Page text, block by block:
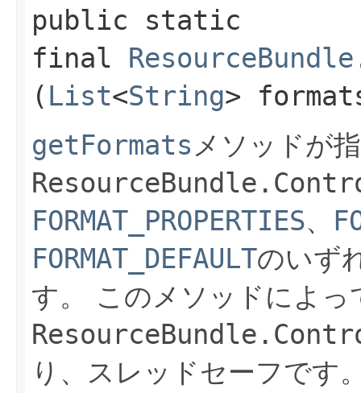
public static
final
( List<String>
getFormats メソッドが
FORMAT_PROPERTIES、
FORMAT_DEFAULTのいず
す。
このメソッドによっ
り、スレッドセーフです